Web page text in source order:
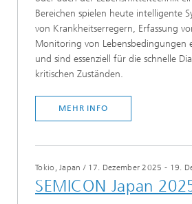
Bereichen spielen heute intelligente
von Krankheitserregern, Erfassung
Monitoring von Lebensbedingungen
und sind essenziell für die schnelle
kritischen Zuständen.
MEHR INFO
Tokio, Japan / 17. Dezember 2025 - 19.
SEMICON Japan